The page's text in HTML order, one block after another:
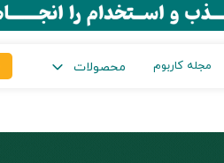
مجله کاربوم محصولات